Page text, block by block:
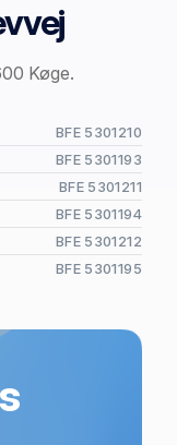
Køge.
BFE 5301210
BFE 5301193
BFE 5301211
BFE 5301194
BFE 5301212
BFE 5301195